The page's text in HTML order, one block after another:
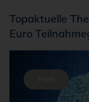
Topaktuelle
Euro